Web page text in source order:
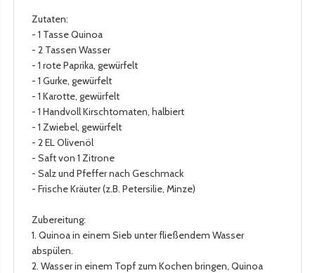
Zutaten:
- 1 Tasse Quinoa
- 2 Tassen Wasser
- 1 rote Paprika, gewürfelt
- 1 Gurke, gewürfelt
- 1 Karotte, gewürfelt
- 1 Handvoll Kirschtomaten, halbiert
- 1 Zwiebel, gewürfelt
- 2 EL Olivenöl
- Saft von 1 Zitrone
- Salz und Pfeffer nach Geschmack
- Frische Kräuter (z.B. Petersilie, Minze)
Zubereitung:
1. Quinoa in einem Sieb unter fließendem Wasser
abspülen.
2. Wasser in einem Topf zum Kochen bringen, Quinoa